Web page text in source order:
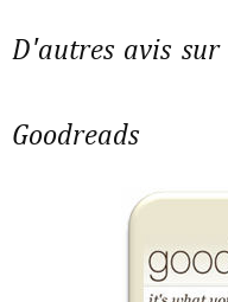
D'autres avis
Goodreads